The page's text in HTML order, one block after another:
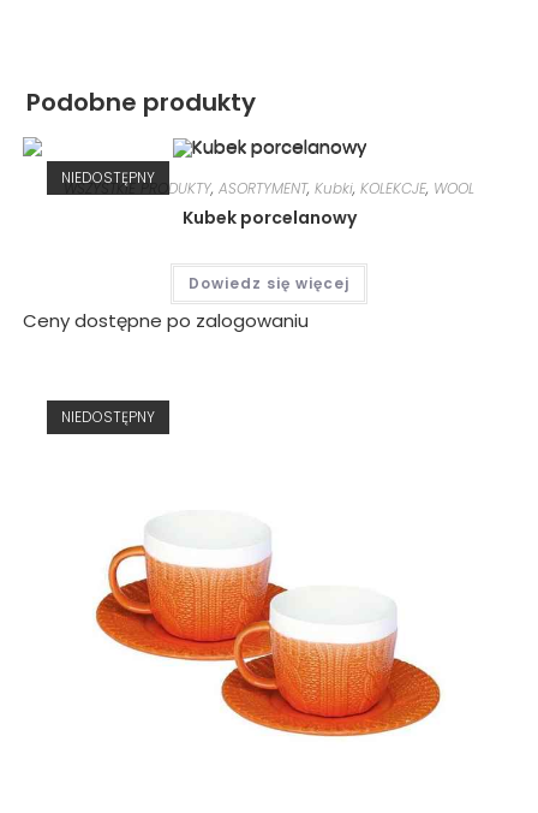
Podobne produkty
NIEDOSTĘPNY
WSZYSTKIE PRODUKTY, ASORTYMENT, Kubki, KOLEKCJE, WOOL
Kubek porcelanowy
Dowiedz się więcej
Ceny dostępne po zalogowaniu
NIEDOSTĘPNY